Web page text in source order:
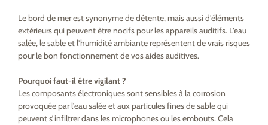
Le bord de mer est synonyme de détente, mais aussi d’éléments
extérieurs qui peuvent être nocifs pour les appareils auditifs. L’eau
salée, le sable et l’humidité ambiante représentent de vrais risques
pour le bon fonctionnement de vos aides auditives.
Pourquoi faut-il être vigilant ?
Les composants électroniques sont sensibles à la corrosion
provoquée par l’eau salée et aux particules fines de sable qui
peuvent s’infiltrer dans les microphones ou les embouts. Cela